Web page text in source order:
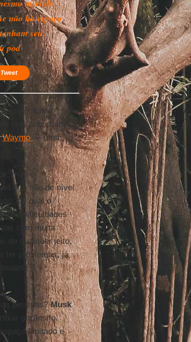
nível de
não há espaço
seu
pod
Tweet
muitos
vias suburbanas,
Waymo — uma
mas é
4, e não de nível
tal qual o
dificuldades
com muita
de qualquer jeito,
ter problemas, já
pessoas?Musk
o trânsito.
limitado e